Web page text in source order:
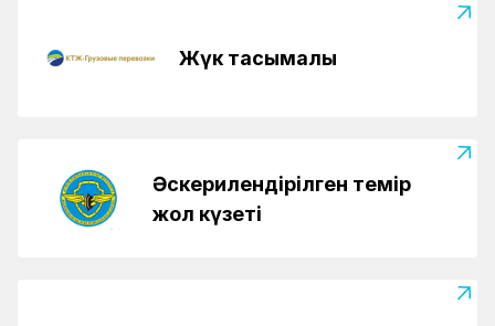
Жүк тасымалы
Әскерилендірілген темір
жол күзеті